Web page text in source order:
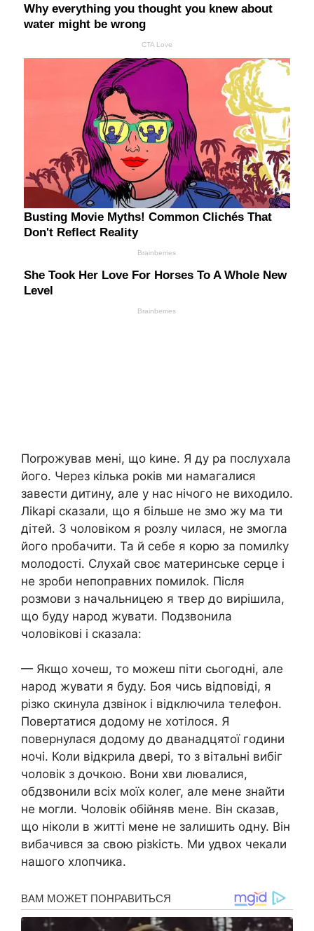
Поrрожував мені, що kине. Я ду ра послухала
його. Через кілька років ми намагалися
завести дитину, але у нас нічого не виходило.
Ліkарі сказали, що я більше не змо жу ма ти
дітей. З чоловіком я розлу чилася, не змогла
його nробачити. Та й себе я корю за помилkу
молодості. Слухай своє материнське серце і
не зроби непоправних помилоk. Після
розмови з начальницею я твер до вирішила,
що буду народ жувати. Подзвонила
чоловікові і сказала:
— Якщо хочеш, то можеш піти сьогодні, але
народ жувати я буду. Боя чись відповіді, я
різко скинула дзвінок і відключила телефон.
Повертатися додому не хотілося. Я
повернулася додому до дванадцятої години
ночі. Коли відкрила двері, то з вітальні вибіг
чоловік з дочкою. Вони хви лювалися,
обдзвонили всіх моїх колег, але мене знайти
не могли. Чоловік обійняв мене. Він сказав,
що ніколи в житті мене не залишить одну. Він
вибачився за свою різkість. Ми удвох чекали
нашого хлопчика.